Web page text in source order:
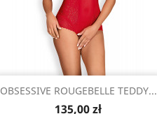
Szybki podgląd
OBSESSIVE ROUGEBELLE TEDDY...
135,00 zł